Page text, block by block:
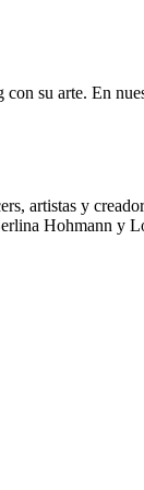
su arte. En
artistas y
Hohmann y